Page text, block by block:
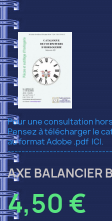
Pour une consultation
Pensez à télécharger le
au format Adobe .pdfICI.
AXE BALANCIER
4,50 €